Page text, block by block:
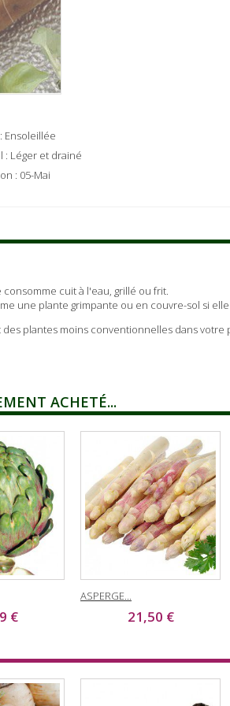
Ensoleillée
: Léger et drainé
: 05-Mai
cuit à l'eau, grillé ou frit.
une plante grimpante ou en couvre-sol si
plantes moins conventionnelles dans
ACHETÉ...
€
ASPERGE...
21,50 €